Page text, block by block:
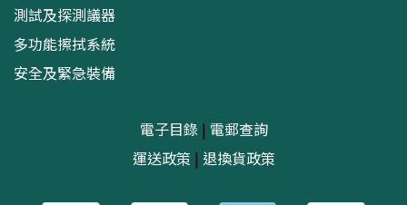
測試及探測議器
多功能擦拭系統
安全及緊急裝備
電子目錄| 電郵查詢
運送政策 | 退換貨政策